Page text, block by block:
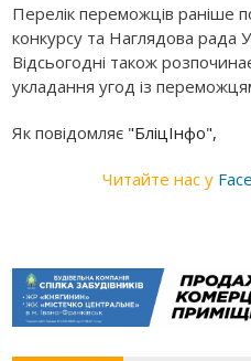
Перелік переможців раніше
конкурсу та Наглядова рада
Відсьогодні також
укладання угод із
Як повідомляє "БліцІнфо",
Читайте нас у